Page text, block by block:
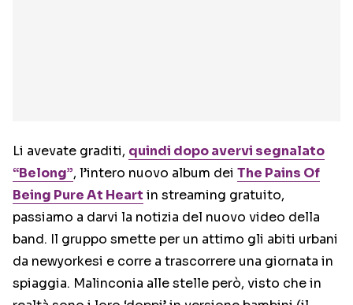
Li avevate graditi, quindi dopo avervi segnalato
“Belong”, l’intero nuovo album dei The Pains Of
Being Pure At Heart in streaming gratuito,
passiamo a darvi la notizia del nuovo video della
band. Il gruppo smette per un attimo gli abiti urbani
da newyorkesi e corre a trascorrere una giornata in
spiaggia. Malinconia alle stelle però, visto che in